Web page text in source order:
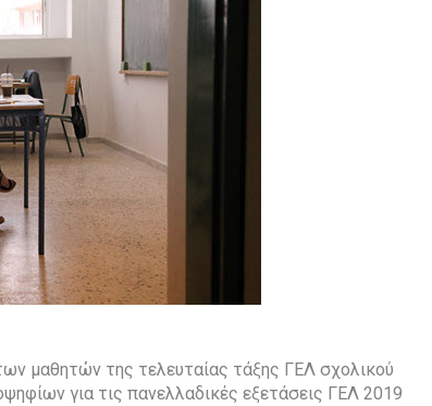
μαθητών της τελευταίας τάξης ΓΕΛ σχολικού
για τις πανελλαδικές εξετάσεις ΓΕΛ 2019